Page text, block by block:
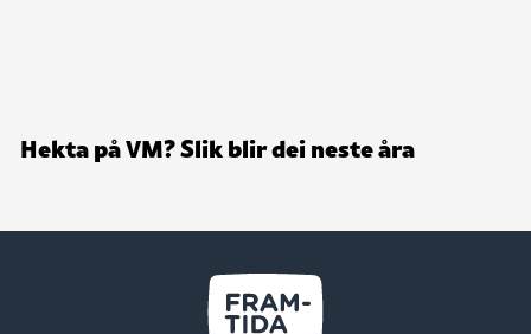
Hekta på VM? Slik blir dei neste åra